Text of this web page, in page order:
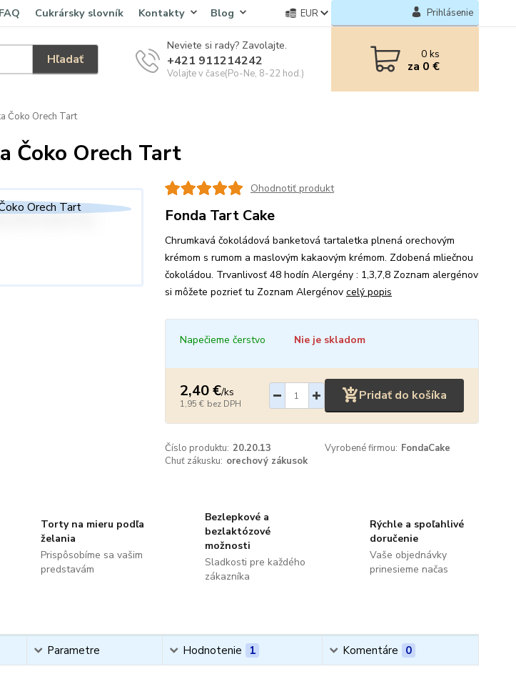
FAQ Cukrársky slovník Kontakty Blog EUR Prihlásenie
Hľadať
Neviete si rady? Zavolajte.
+421 911214242
Volajte v čase(Po-Ne, 8-22 hod.)
0ks
za 0 €
Čoko Orech Tart
Čoko Orech Tart
Ohodnotiť produkt
Fonda Tart Cake
Chrumkavá čokoládová banketová tartaletka plnená orechovým
krémom s rumom a maslovým kakaovým krémom. Zdobená mliečnou
čokoládou. Trvanlivosť 48 hodín Alergény : 1,3,7,8 Zoznam alergénov
si môžete pozrieť tu Zoznam Alergénov celý popis
Napečieme čerstvo Nie je skladom
2,40 €/ks
1,95 € bez DPH
Pridať do košíka
Číslo produktu: 20.20.13 Vyrobené firmou: FondaCake
Chuť zákusku: orechový zákusok
Torty na mieru podľa
želania
Prispôsobíme sa vašim
predstavám
Bezlepkové a
bezlaktózové
možnosti
Sladkosti pre každého
zákazníka
Rýchle a spoľahlivé
doručenie
Vaše objednávky
prinesieme načas
Parametre Hodnotenie 1 Komentáre 0